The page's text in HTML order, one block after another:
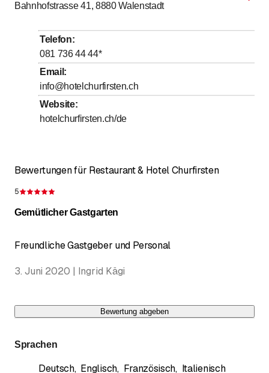
Dienstag
Mittwoch
11:00- bis
14:00/ 17:00- bis
22:00
Donnerstag
Freitag
Samstag
11:00
Sonntag
Bahnhofstrasse 41, 8880 Walenstadt
Telefon:
081 736 44 44*
Email :
info@hotelchurfirsten.ch
Website:
hotelchurfirsten.ch/de
Bewertungen für Restaurant & Hotel Churfirsten
5
Gemütlicher Gastgarten
Freundliche Gastgeber und Personal
3. Juni 2020 | Ingrid Kägi
Bewertung abgeben
Sprachen
Deutsch, Englisch, Französisch, Italienisch